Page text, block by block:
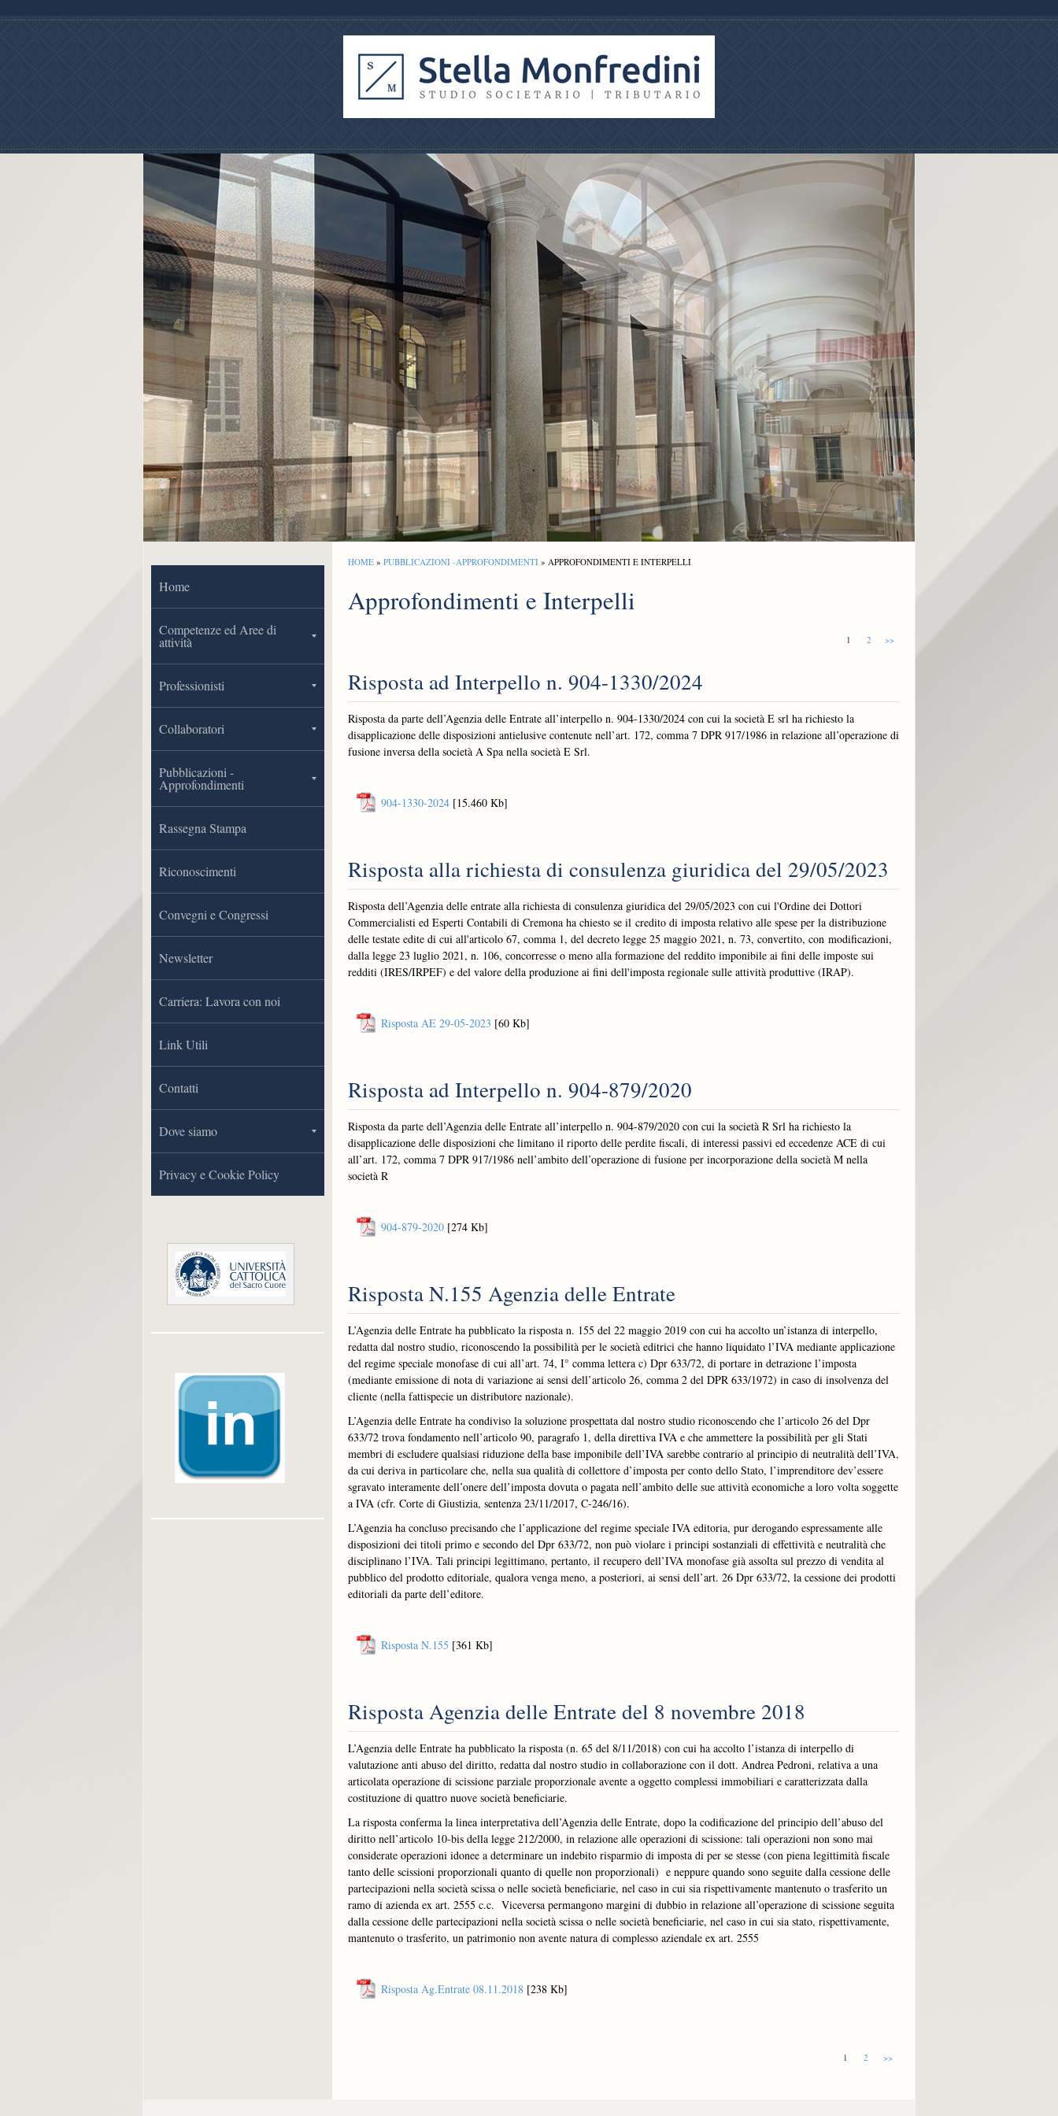
HOME » PUBBLICAZIONI -APPROFONDIMENTI » APPROFONDIMENTI E INTERPELLI
Approfondimenti e Interpelli
1 2 >>
Risposta ad Interpello n. 904-1330/2024
Risposta da parte dell’Agenzia delle Entrate all’interpello n. 904-1330/2024 con cui la società E srl ha richiesto la
disapplicazione delle disposizioni antielusive contenute nell’art. 172, comma 7 DPR 917/1986 in relazione all’operazione di
fusione inversa della società A Spa nella società E Srl.
904-1330-2024 [15.460 Kb]
Risposta alla richiesta di consulenza giuridica del 29/05/2023
Risposta dell’Agenzia delle entrate alla richiesta di consulenza giuridica del 29/05/2023 con cui l'Ordine dei Dottori
Commercialisti ed Esperti Contabili di Cremona ha chiesto se il credito di imposta relativo alle spese per la distribuzione
delle testate edite di cui all'articolo 67, comma 1, del decreto legge 25 maggio 2021, n. 73, convertito, con modificazioni,
dalla legge 23 luglio 2021, n. 106, concorresse o meno alla formazione del reddito imponibile ai fini delle imposte sui
redditi (IRES/IRPEF) e del valore della produzione ai fini dell'imposta regionale sulle attività produttive (IRAP).
Risposta AE 29-05-2023 [60 Kb]
Risposta ad Interpello n. 904-879/2020
Risposta da parte dell’Agenzia delle Entrate all’interpello n. 904-879/2020 con cui la società R Srl ha richiesto la
disapplicazione delle disposizioni che limitano il riporto delle perdite fiscali, di interessi passivi ed eccedenze ACE di cui
all’art. 172, comma 7 DPR 917/1986 nell’ambito dell’operazione di fusione per incorporazione della società M nella
società R
904-879-2020 [274 Kb]
Risposta N.155 Agenzia delle Entrate
L’Agenzia delle Entrate ha pubblicato la risposta n. 155 del 22 maggio 2019 con cui ha accolto un’istanza di interpello,
redatta dal nostro studio, riconoscendo la possibilità per le società editrici che hanno liquidato l’IVA mediante applicazione
del regime speciale monofase di cui all’art. 74, I° comma lettera c) Dpr 633/72, di portare in detrazione l’imposta
(mediante emissione di nota di variazione ai sensi dell’articolo 26, comma 2 del DPR 633/1972) in caso di insolvenza del
cliente (nella fattispecie un distributore nazionale).
L’Agenzia delle Entrate ha condiviso la soluzione prospettata dal nostro studio riconoscendo che l’articolo 26 del Dpr
633/72 trova fondamento nell’articolo 90, paragrafo 1, della direttiva IVA e che ammettere la possibilità per gli Stati
membri di escludere qualsiasi riduzione della base imponibile dell’IVA sarebbe contrario al principio di neutralità dell’IVA,
da cui deriva in particolare che, nella sua qualità di collettore d’imposta per conto dello Stato, l’imprenditore dev’essere
sgravato interamente dell’onere dell’imposta dovuta o pagata nell’ambito delle sue attività economiche a loro volta soggette
a IVA (cfr. Corte di Giustizia, sentenza 23/11/2017, C-246/16).
L’Agenzia ha concluso precisando che l’applicazione del regime speciale IVA editoria, pur derogando espressamente alle
disposizioni dei titoli primo e secondo del Dpr 633/72, non può violare i principi sostanziali di effettività e neutralità che
disciplinano l’IVA. Tali principi legittimano, pertanto, il recupero dell’IVA monofase già assolta sul prezzo di vendita al
pubblico del prodotto editoriale, qualora venga meno, a posteriori, ai sensi dell’art. 26 Dpr 633/72, la cessione dei prodotti
editoriali da parte dell’editore.
Risposta N.155 [361 Kb]
Risposta Agenzia delle Entrate del 8 novembre 2018
L’Agenzia delle Entrate ha pubblicato la risposta (n. 65 del 8/11/2018) con cui ha accolto l’istanza di interpello di
valutazione anti abuso del diritto, redatta dal nostro studio in collaborazione con il dott. Andrea Pedroni, relativa a una
articolata operazione di scissione parziale proporzionale avente a oggetto complessi immobiliari e caratterizzata dalla
costituzione di quattro nuove società beneficiarie.
La risposta conferma la linea interpretativa dell’Agenzia delle Entrate, dopo la codificazione del principio dell’abuso del
diritto nell’articolo 10-bis della legge 212/2000, in relazione alle operazioni di scissione: tali operazioni non sono mai
considerate operazioni idonee a determinare un indebito risparmio di imposta di per se stesse (con piena legittimità fiscale
tanto delle scissioni proporzionali quanto di quelle non proporzionali) e neppure quando sono seguite dalla cessione delle
partecipazioni nella società scissa o nelle società beneficiarie, nel caso in cui sia rispettivamente mantenuto o trasferito un
ramo di azienda ex art. 2555 c.c. Viceversa permangono margini di dubbio in relazione all’operazione di scissione seguita
dalla cessione delle partecipazioni nella società scissa o nelle società beneficiarie, nel caso in cui sia stato, rispettivamente,
mantenuto o trasferito, un patrimonio non avente natura di complesso aziendale ex art. 2555
Risposta Ag.Entrate 08.11.2018 [238 Kb]
1 2 >>
Home
Competenze ed Aree di
attività
Professionisti
Collaboratori
Pubblicazioni -
Approfondimenti
Rassegna Stampa
Riconoscimenti
Convegni e Congressi
Newsletter
Carriera: Lavora con noi
Link Utili
Contatti
Dove siamo
Privacy e Cookie Policy